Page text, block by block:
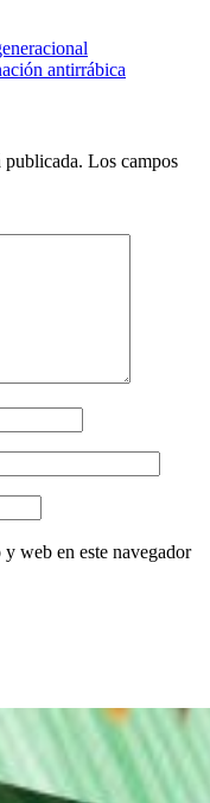
antirrábica
publicada. Los campos
web en este navegador